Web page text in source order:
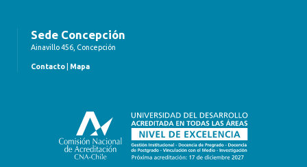
Sede Concepción
Ainavillo 456, Concepción
Contacto Mapa